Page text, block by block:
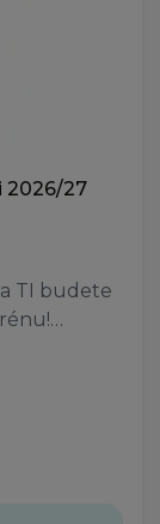
2026/27
TI budete